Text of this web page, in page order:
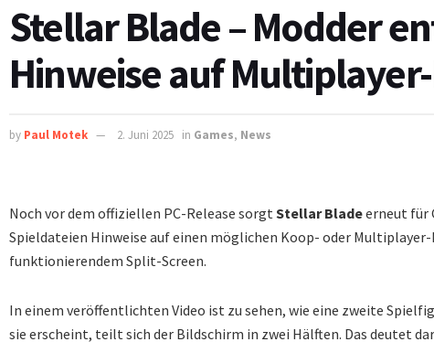
Stellar Blade – Modder
Hinweise auf
by Paul Motek 2. Juni 2025 in Games, News
Noch vor dem offiziellen PC-Release sorgtStellar Bladeerneut für
Spieldateien Hinweise auf einen möglichen Koop- oder Multiplayer-
funktionierendem Split-Screen.
In einem veröffentlichten Video ist zu sehen, wie eine zweite
sie erscheint, teilt sich der Bildschirm in zwei Hälften. Das deutet